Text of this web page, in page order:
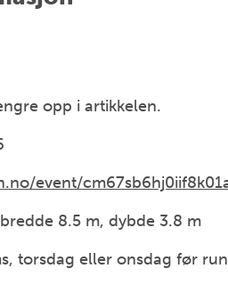
opp i artikkelen.
event/
8.5 m, dybde 3.8 m
torsdag eller onsdag før